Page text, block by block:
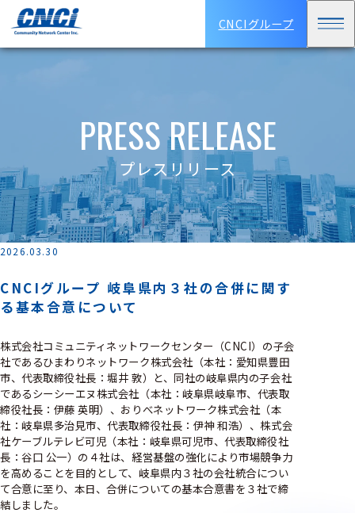
CNCIグループ
PRESS RELEASE
プレスリリース
2026.03.30
CNCIグループ 岐阜県内３社の合併に関す
る基本合意について
株式会社コミュニティネットワークセンター（CNCI）の⼦会
社であるひまわりネットワーク株式会社（本社：愛知県豊⽥
市、代表取締役社⻑：堀井 敦）と、同社の岐⾩県内の⼦会社
であるシーシーエヌ株式会社（本社：岐⾩県岐⾩市、代表取
締役社⻑：伊藤 英明）、おりべネットワーク株式会社（本
社：岐⾩県多治⾒市、代表取締役社⻑：伊神 和浩）、株式会
社ケーブルテレビ可児（本社：岐⾩県可児市、代表取締役社
⻑：⾕⼝ 公⼀）の４社は、経営基盤の強化により市場競争⼒
を⾼めることを⽬的として、岐⾩県内３社の会社統合につい
て合意に⾄り、本⽇、合併についての基本合意書を３社で締
結しました。